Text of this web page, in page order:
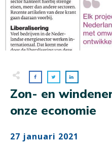
Zon- en
onze economie
27 januari 2021